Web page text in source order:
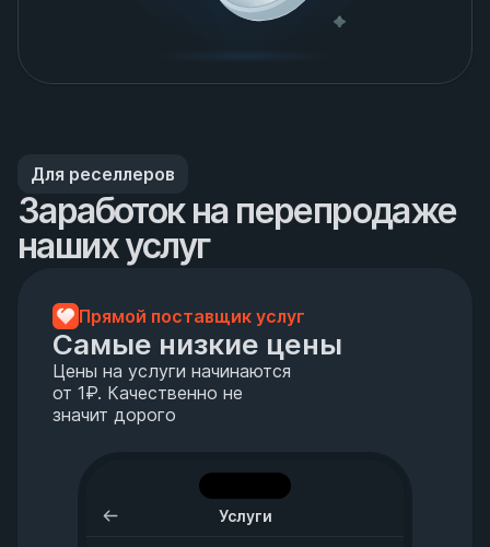
Для реселлеров
Заработок на перепродаже
наших услуг
Прямой поставщик услуг
Самые низкие цены
Цены на услуги начинаются
от 1₽. Качественно не
значит дорого
Услуги